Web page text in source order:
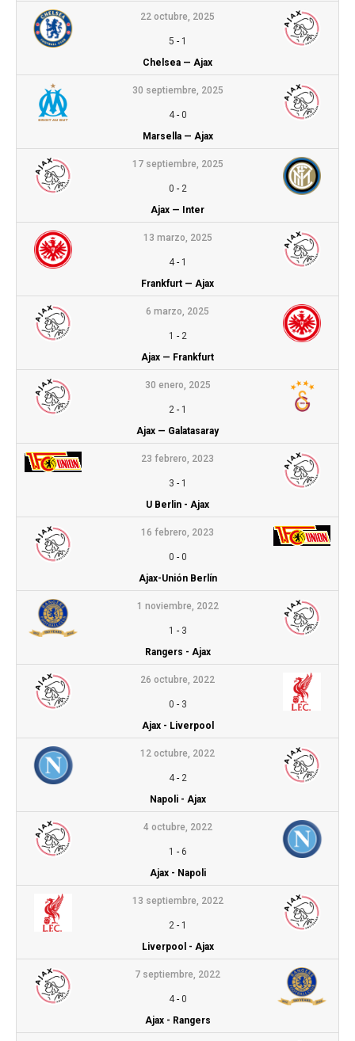
22 octubre, 2025
5 - 1
Chelsea — Ajax
30 septiembre, 2025
4- 0
Marsella — Ajax
17 septiembre, 2025
0 - 2
Ajax — Inter
13 marzo, 2025
4- 1
Frankfurt — Ajax
6 marzo, 2025
1 - 2
Ajax — Frankfurt
30 enero, 2025
2- 1
Ajax — Galatasaray
23 febrero, 2023
3 - 1
U Berlin - Ajax
16 febrero, 2023
0 - 0
Ajax-Unión Berlín
1 noviembre, 2022
1 - 3
Rangers - Ajax
26 octubre, 2022
0 - 3
Ajax - Liverpool
12 octubre, 2022
4- 2
Napoli - Ajax
4 octubre, 2022
1 - 6
Ajax - Napoli
13 septiembre, 2022
2- 1
Liverpool - Ajax
7 septiembre, 2022
4- 0
Ajax - Rangers